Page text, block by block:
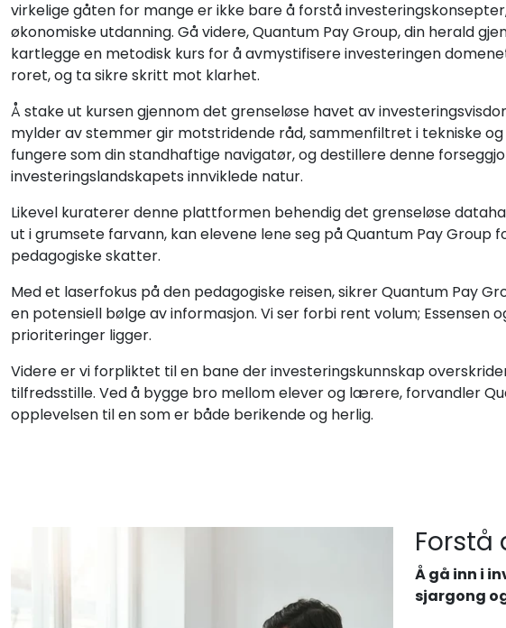
virkelige gåten for mange er ikke bare å forstå
økonomiske utdanning. Gå videre, Quantum Pay Group, din herald
kartlegge en metodisk kurs for å avmystifisere investeringen
roret, og ta sikre skritt mot klarhet.
Å stake ut kursen gjennom det grenseløse havet av
mylder av stemmer gir motstridende råd, sammenfiltret i tekniske og
fungere som din standhaftige navigatør, og destillere denne
investeringslandskapets innviklede natur.
Likevel kuraterer denne plattformen behendig det grenseløse
ut i grumsete farvann, kan elevene lene seg på Quantum Pay Group
pedagogiske skatter.
Med et laserfokus på den pedagogiske reisen, sikrer Quantum Pay
en potensiell bølge av informasjon. Vi ser forbi rent volum; Essensen
prioriteringer ligger.
Videre er vi forpliktet til en bane der investeringskunnskap
tilfredsstille. Ved å bygge bro mellom elever og lærere, forvandler
opplevelsen til en som er både berikende og herlig.
Forstå
Å gå inn i
sjargong